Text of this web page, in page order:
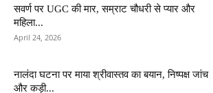
सवर्ण पर UGC की मार, सम्राट चौधरी से प्यार और
महिला...
April 24, 2026
नालंदा घटना पर माया श्रीवास्तव का बयान, निष्पक्ष जांच
और कड़ी...